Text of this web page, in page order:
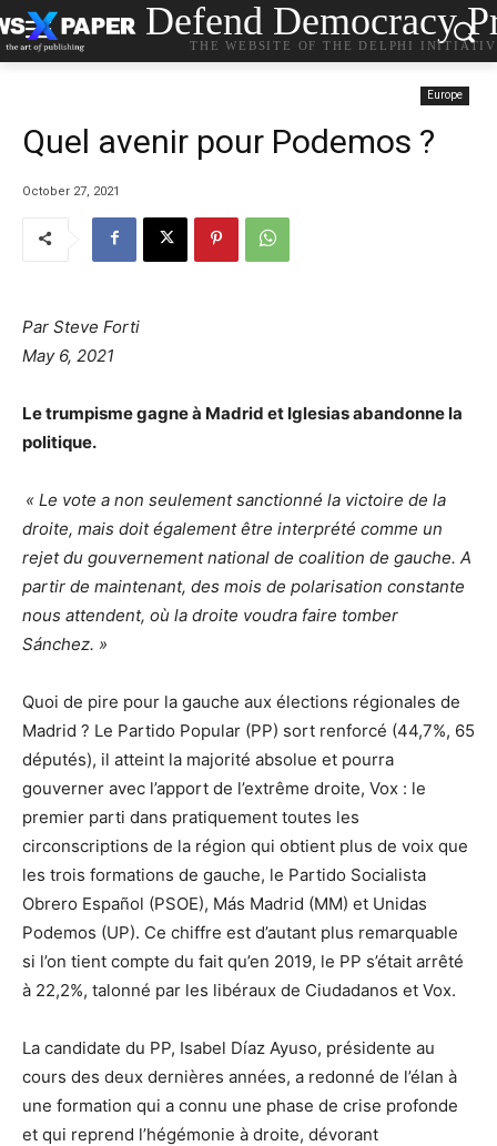
Defend Democracy
THE WEBSITE OF THE DELPHI
Europe
Quel avenir pour Podemos ?
October 27, 2021
Par Steve Forti
May 6, 2021
Le trumpisme gagne à Madrid et Iglesias abandonne la
politique.
« Le vote a non seulement sanctionné la victoire de la
droite, mais doit également être interprété comme un
rejet du gouvernement national de coalition de gauche. A
partir de maintenant, des mois de polarisation constante
nous attendent, où la droite voudra faire tomber
Sánchez. »
Quoi de pire pour la gauche aux élections régionales de
Madrid ? Le Partido Popular (PP) sort renforcé (44,7%, 65
députés), il atteint la majorité absolue et pourra
gouverner avec l’apport de l’extrême droite, Vox : le
premier parti dans pratiquement toutes les
circonscriptions de la région qui obtient plus de voix que
les trois formations de gauche, le Partido Socialista
Obrero Español (PSOE), Más Madrid (MM) et Unidas
Podemos (UP). Ce chiffre est d’autant plus remarquable
si l’on tient compte du fait qu’en 2019, le PP s’était arrêté
à 22,2%, talonné par les libéraux de Ciudadanos et Vox.
La candidate du PP, Isabel Díaz Ayuso, présidente au
cours des deux dernières années, a redonné de l’élan à
une formation qui a connu une phase de crise profonde
et qui reprend l’hégémonie à droite, dévorant